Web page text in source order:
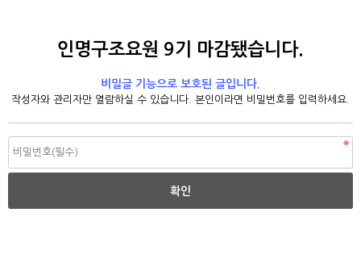
인명구조요원 9기 마감됐습니다.
비밀글 기능으로 보호된 글입니다.
작성자와 관리자만 열람하실 수 있습니다. 본인이라면 비밀번호를 입력하세요.